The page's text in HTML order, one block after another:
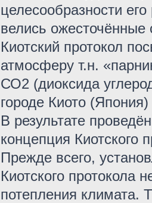
целесообразности
велись ожесточённые
Киотский протокол
атмосферу т.н.
СО2 (диоксида
городе Киото
В результате
концепция Киотского
Прежде всего,
Киотского протокола
потепления климата.